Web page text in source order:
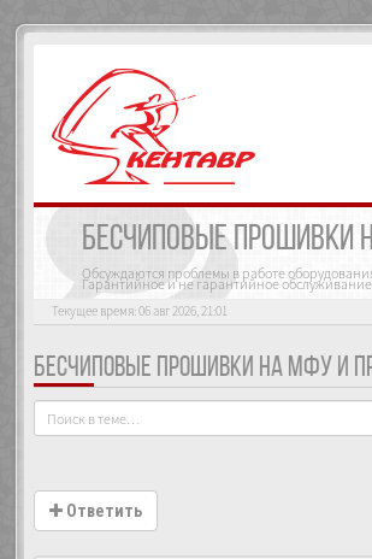
БЕСЧИПОВЫЕ ПРОШИВКИ
Обсуждаются проблемы в работе
Гарантийное и не гарантийное
Текущее время: 06 авг 2026, 21:01
БЕСЧИПОВЫЕ ПРОШИВКИ НА МФУ И
Ответить